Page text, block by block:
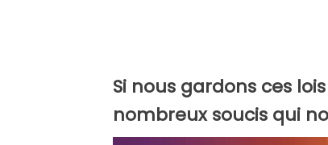
Si nous gardons ces
nombreux soucis qui